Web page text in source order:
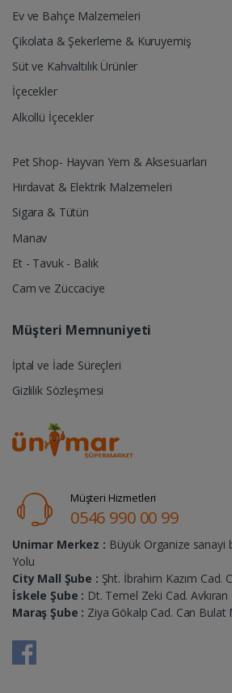
Ev ve Bahçe Malzemeleri
Çikolata & Şekerleme & Kuruyemiş
Süt ve Kahvaltılık Ürünler
İçecekler
Alkollü İçecekler
Pet Shop- Hayvan Yem & Aksesuarları
Hırdavat & Elektrik Malzemeleri
Sigara & Tütün
Manav
Et - Tavuk - Balık
Cam ve Züccaciye
Müşteri Memnuniyeti
İptal ve İade Süreçleri
Gizlilik Sözleşmesi
Müşteri Hizmetleri
0546 990 00 99
Unimar Merkez : Büyük Organize sanayi
Yolu
City Mall Şube : Şht. İbrahim Kazım Cad.
İskele Şube : Dt. Temel Zeki Cad.
Maraş Şube : Ziya Gökalp Cad. Can Bulat